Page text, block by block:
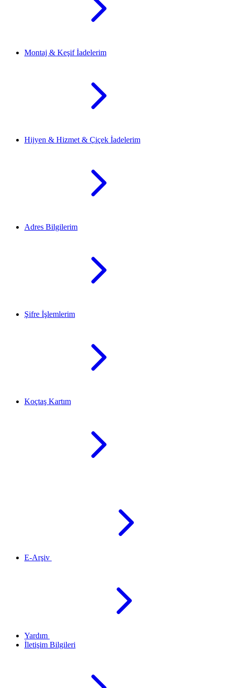
Montaj & Keşif İadelerim
Hijyen & Hizmet & Çiçek İadelerim
Adres Bilgilerim
Şifre İşlemlerim
Koçtaş Kartım
E-Arşiv
Yardım
İletişim Bilgileri